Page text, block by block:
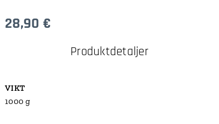
28,90 €
Produktdetaljer
VIKT
1000 g